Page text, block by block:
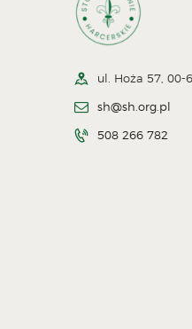
ul. Hoża 57, 00-
sh@sh.org.pl
508 266 782